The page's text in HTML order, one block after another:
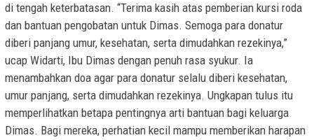
di tengah keterbatasan. “Terima kasih atas pemberian kursi roda
dan bantuan pengobatan untuk Dimas. Semoga para donatur
diberi panjang umur, kesehatan, serta dimudahkan rezekinya,”
ucap Widarti, Ibu Dimas dengan penuh rasa syukur. Ia
menambahkan doa agar para donatur selalu diberi kesehatan,
umur panjang, serta dimudahkan rezekinya. Ungkapan tulus itu
memperlihatkan betapa pentingnya arti bantuan bagi keluarga
Dimas. Bagi mereka, perhatian kecil mampu memberikan harapan